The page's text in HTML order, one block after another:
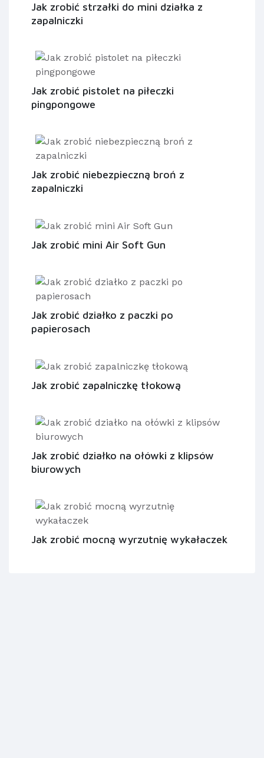
Jak zrobić strzałki do mini działka z
zapalniczki
Jak zrobić pistolet na piłeczki
pingpongowe
Jak zrobić niebezpieczną broń z
zapalniczki
Jak zrobić mini Air Soft Gun
Jak zrobić działko z paczki po
papierosach
Jak zrobić zapalniczkę tłokową
Jak zrobić działko na ołówki z klipsów
biurowych
Jak zrobić mocną wyrzutnię wykałaczek